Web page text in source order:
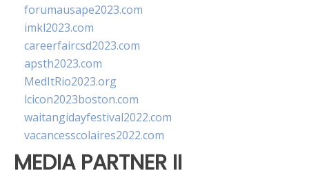
forumausape2023.com
imkl2023.com
careerfaircsd2023.com
apsth2023.com
MedItRio2023.org
lcicon2023boston.com
waitangidayfestival2022.com
vacancesscolaires2022.com
MEDIA PARTNER II